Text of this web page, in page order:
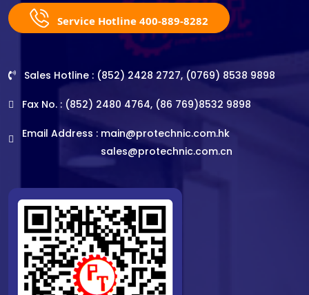
Service Hotline 400-889-8282
Sales Hotline : (852) 2428 2727, (0769) 8538 9898
Fax No. : (852) 2480 4764, (86 769)8532 9898
Email Address : main@protechnic.com.hk
sales@protechnic.com.cn